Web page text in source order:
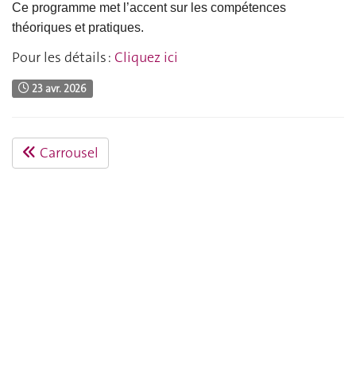
Ce programme met l’accent sur les compétences
théoriques et pratiques.
Pour les détails : Cliquez ici
23 avr. 2026
Carrousel